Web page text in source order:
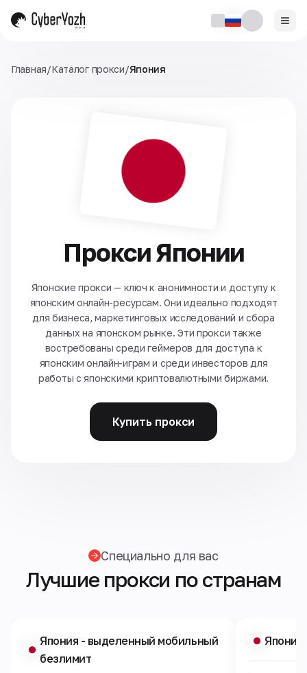
Главная/Каталог прокси/Япония
Прокси Японии
Японские прокси — ключ к анонимности и доступу к
японским онлайн-ресурсам. Они идеально подходят
для бизнеса, маркетинговых исследований и сбора
данных на японском рынке. Эти прокси также
востребованы среди геймеров для доступа к
японским онлайн-играм и среди инвесторов для
работы с японскими криптовалютными биржами.
Купить прокси
Специально для вас
Лучшие прокси по странам
Япония - выделенный мобильный
безлимит
Япония